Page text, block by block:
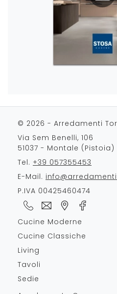
© 2026 - Arredamenti
Via Sem Benelli, 106
51037 - Montale (Pistoia)
Tel. +39 057355453
E-Mail.
P.IVA 00425460474
Cucine Moderne
Cucine Classiche
Living
Tavoli
Sedie